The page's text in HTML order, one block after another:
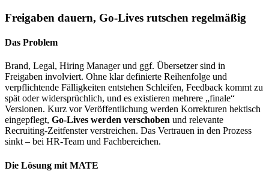
Freigaben dauern, Go-Lives rutschen regelmäßig
Das Problem
Brand, Legal, Hiring Manager und ggf. Übersetzer sind in
Freigaben involviert. Ohne klar definierte Reihenfolge und
verpflichtende Fälligkeiten entstehen Schleifen, Feedback kommt zu
spät oder widersprüchlich, und es existieren mehrere „finale“
Versionen. Kurz vor Veröffentlichung werden Korrekturen hektisch
eingepflegt, Go‑Lives werden verschoben und relevante
Recruiting‑Zeitfenster verstreichen. Das Vertrauen in den Prozess
sinkt – bei HR‑Team und Fachbereichen.
Die Lösung mit MATE